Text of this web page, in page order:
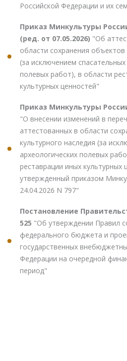
Российской Федерации и их
Приказ Минкультуры
(ред. от 07.05.2026) "Об
области сохранения объектов
(за исключением
полевых работ), в области
культурных ценностей"
Приказ Минкультуры
"О внесении изменений в
аттестованных в области
культурного наследия (за
археологических полевых
реставрации иных культурных
утвержденный приказом
24.04.2026 N 797"
Постановление
525 "Об утверждении Правил
федерального бюджета и
государственных
Федерации на очередной
период"